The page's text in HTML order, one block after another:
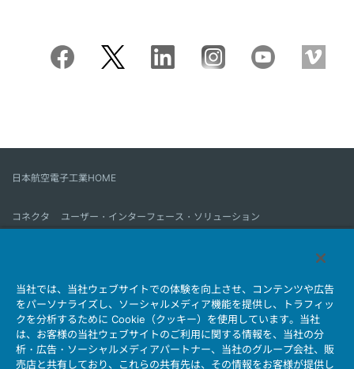
日本航空電子工業HOME
コネクタ
ユーザー・インターフェース・ソリューション
会社情報 サステナビリティ IR情報 採用情報
会社情報新着一覧
製品情報新着一覧
サイトマップ お問い合わせ
当社では、当社ウェブサイトでの体験を向上させ、コンテンツや広告
をパーソナライズし、ソーシャルメディア機能を提供し、トラフィッ
クを分析するために Cookie（クッキー）を使用しています。当社
は、お客様の当社ウェブサイトのご利用に関する情報を、当社の分
析・広告・ソーシャルメディアパートナー、当社のグループ会社、販
売店と共有しており、これらの共有先は、その情報をお客様が提供し